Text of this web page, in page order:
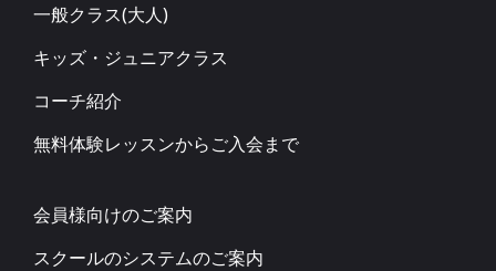
一般クラス(大人)
キッズ・ジュニアクラス
コーチ紹介
無料体験レッスンからご入会まで
会員様向けのご案内
スクールのシステムのご案内